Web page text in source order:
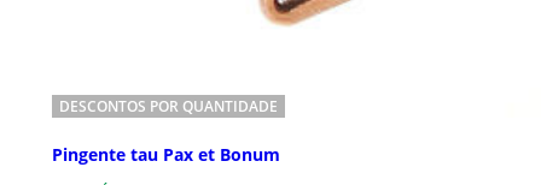
DESCONTOS POR QUANTIDADE
Pingente tau Pax et Bonum